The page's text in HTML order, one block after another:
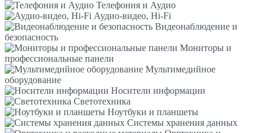
Телефония и Аудио
Аудио-видео, Hi-Fi
Видеонаблюдение и
безопасность
Мониторы и
профессиональные панели
Мультимедийное
оборудование
Носители информации
Светотехника
Ноутбуки и планшеты
Системы хранения данных